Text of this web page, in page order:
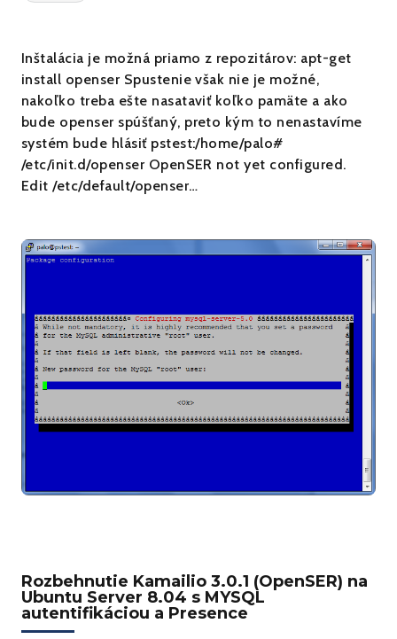
Inštalácia je možná priamo z repozitárov: apt-get
install openser Spustenie však nie je možné,
nakoľko treba ešte nasataviť koľko pamäte a ako
bude openser spúšťaný, preto kým to nenastavíme
systém bude hlásiť pstest:/home/palo#
/etc/init.d/openser OpenSER not yet configured.
Edit /etc/default/openser…
Rozbehnutie Kamailio 3.0.1 (OpenSER) na
Ubuntu Server 8.04 s MYSQL
autentifikáciou a Presence